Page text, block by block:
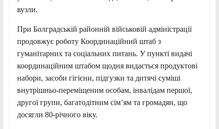
вузли.
При Болградській районній військовій адміністрації
продовжує роботу Координаційний штаб з
гуманітарних та соціальних питань. У пункті видачі
координаційним штабом щодня видається продуктові
набори, засоби гігієни, підгузки та дитячі суміші
внутрішньо-переміщеним особам, інвалідам першої,
другої групи, багатодітним сім’ям та громадян, що
досягли 80-річного віку.